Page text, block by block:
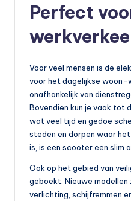
Perfect
Voor veel mensen is de
voor het dagelijkse woon-
onafhankelijk van
Bovendien kun je vaak tot
wat veel tijd en gedoe
steden en dorpen waar
is, is een scooter een slim
Ook op het gebied van
geboekt. Nieuwe
verlichting, schijfremmen